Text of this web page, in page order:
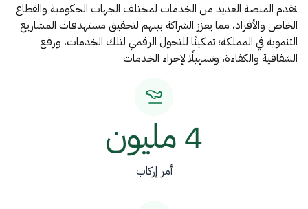
.تقدم المنصة العديد من الخدمات لمختلف الجهات الحكومية والقطاع
الخاص والأفراد، مما يعزز الشراكة بينهم لتحقيق مستهدفات المشاريع
التنموية في المملكة؛ تمكينًا للتحول الرقمي لتلك الخدمات، ورفع
الشفافية والكفاءة، وتسهيلًا لإجراء الخدمات
4 مليون
أمر إركاب